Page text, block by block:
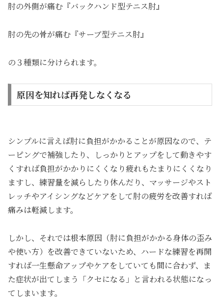
肘の外側が痛む『バックハンド型テニス肘』
肘の先の骨が痛む『サーブ型テニス肘』
の３種類に分けられます。
原因を知れば再発しなくなる
シンプルに言えば肘に負担がかかることが原因なので、テ
ーピングで補強したり、しっかりとアップをして動きやす
くすれば負担がかかりにくくなり疲れもたまりにくくなり
ますし、練習量を減らしたり休んだり、マッサージやスト
レッチやアイシングなどケアをして肘の疲労を改善すれば
痛みは軽減します。
しかし、それでは根本原因（肘に負担がかかる身体の歪み
や使い方）を改善できていないため、ハードな練習を再開
すれば一生懸命アップやケアをしていても間に合わず、ま
た症状が出てしまう「クセになる」と言われる状態になっ
てしまいます。